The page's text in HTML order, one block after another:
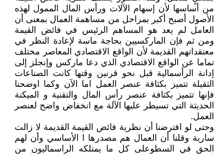
من أساسها لأن إسهام الآلات ورأس المال الممول لهذه
الأصول أصبح أكبر بمراحل من مساهمة العمال بمعنى أن
العامل لم يعد هو المساهم الرئيس في فائض القيمة
ومن ثم فإن الماركسيين بحاجة ماسة لإعادة النظر في
معتقداتهم القديمة ‏لأن الواقع الاقتصادي المعاصر مختلف
تماما عن الواقع الاقتصادي الذي دعا ماركس وإنجلز إلى
إدانة الرأسمالية قبل نحو قرنين وقتها كانت الصناعات
الثقيلة تتميز بكثافة عنصر العمل اما الآن وكما اوضحنا
فإنها تتميز بكثافة عنصر رأس المال والتقنية و الميكنة
الحديثة التي تسيطر عليها الآلة مع انخفاض واضح لعنصر
العمل.
وحتى لو افترضنا أن نظرية ‏فائض القيمة القديمة لا زالت
سارية وقلنا أن العمال هم مصدرها ا الأساسي ‏وأن لهم
الحق في السطوعلى كل ما يمتلكه الراسماليون من